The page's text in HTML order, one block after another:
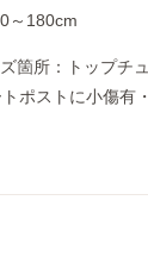
～180cm
箇所：トップチ
ポストに小傷有